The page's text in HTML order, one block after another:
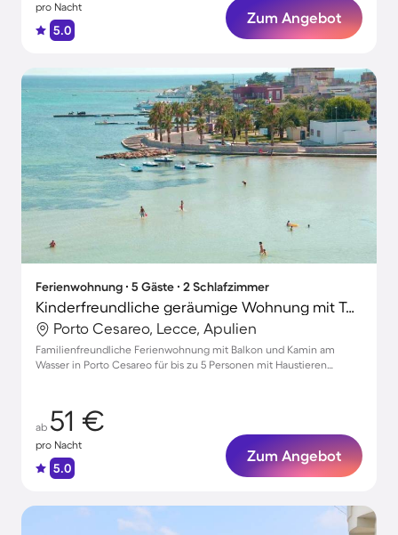
pro Nacht
5.0
Zum Angebot
Ferienwohnung ∙ 5 Gäste ∙ 2 Schlafzimmer
Kinderfreundliche geräumige Wohnung mit Terrasse | Nah am Strand | Hunde erlaubt
Porto Cesareo, Lecce, Apulien
Familienfreundliche Ferienwohnung mit Balkon und Kamin am
Wasser in Porto Cesareo für bis zu 5 Personen mit Haustieren
ab 51 €
pro Nacht
5.0
Zum Angebot